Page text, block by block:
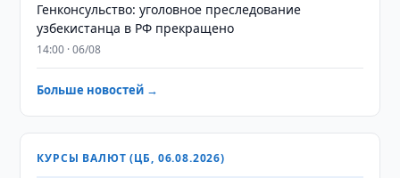
Генконсульство: уголовное преследование
узбекистанца в РФ прекращено
14:00 · 06/08
Больше новостей →
КУРСЫ ВАЛЮТ (ЦБ, 06.08.2026)